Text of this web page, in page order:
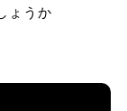
ょうか